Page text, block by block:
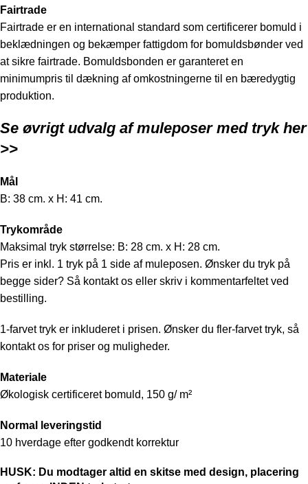
Fairtrade
Fairtrade er en international standard som certificerer bomuld i
beklædningen og bekæmper fattigdom for bomuldsbønder ved
at sikre fairtrade. Bomuldsbonden er garanteret en
minimumpris til dækning af omkostningerne til en bæredygtig
produktion.
Se øvrigt udvalg af muleposer med tryk her
>>
Mål
B: 38 cm. x H: 41 cm.
Trykområde
Maksimal tryk størrelse: B: 28 cm. x H: 28 cm.
Pris er inkl. 1 tryk på 1 side af muleposen. Ønsker du tryk på
begge sider? Så kontakt os eller skriv i kommentarfeltet ved
bestilling.
1-farvet tryk er inkluderet i prisen. Ønsker du fler-farvet tryk, så
kontakt os for priser og muligheder.
Materiale
Økologisk certificeret bomuld, 150 g/ m²
Normal leveringstid
10 hverdage efter godkendt korrektur
HUSK: Du modtager altid en skitse med design, placering